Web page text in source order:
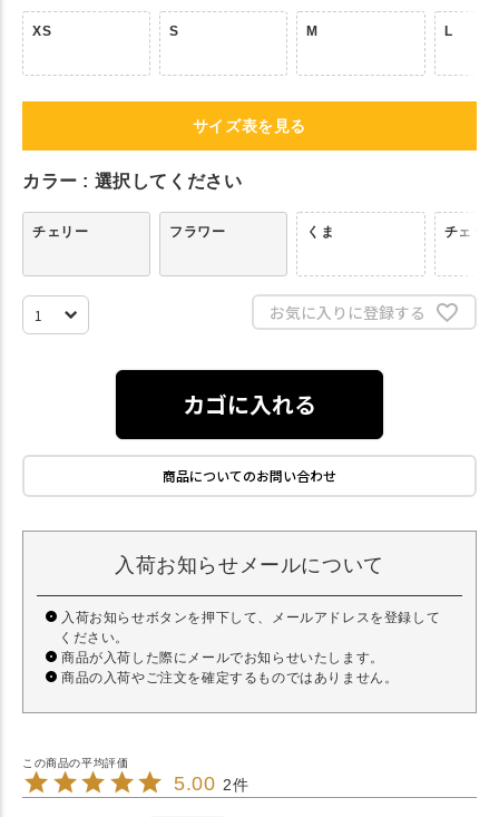
XS S M L
サイズ表を見る
カラー 選択してください
チェリー フラワー くま チェック
お気に入りに登録する
カゴに入れる
商品についてのお問い合わせ
入荷お知らせメールについて
入荷お知らせボタンを押下して、メールアドレスを登録して
ください。
商品が入荷した際にメールでお知らせいたします。
商品の入荷やご注文を確定するものではありません。
5.00 2